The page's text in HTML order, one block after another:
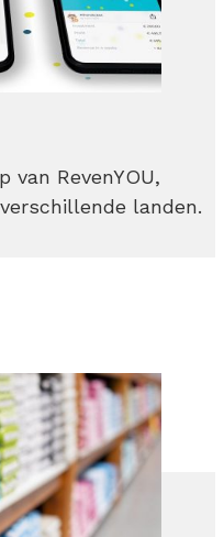
van RevenYOU,
landen.